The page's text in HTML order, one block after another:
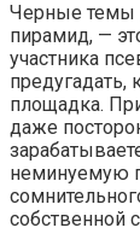
Черные темы
пирамид, —
участника
предугадать,
площадка.
даже
неминуемую
собственной